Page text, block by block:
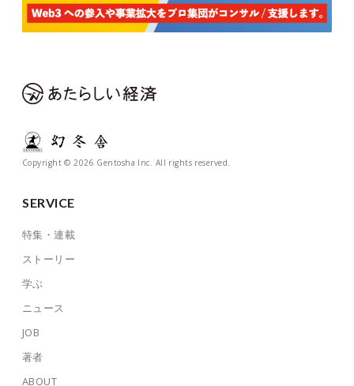
Copyright © 2026 Gentosha Inc. All rights reserved.
SERVICE
特集・連載
ストーリー
学ぶ
ニュース
JOB
著者
ABOUT